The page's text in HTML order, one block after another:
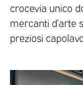
crocevia unico
mercanti d’arte
preziosi